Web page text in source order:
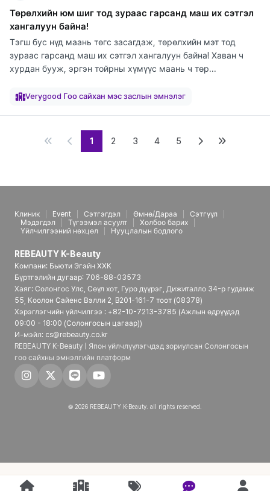
Төрөлхийн юм шиг тод зураас гарсанд маш их сэтгэл
хангалуун байна!
Тэгш бус нүд маань төгс засагдаж, төрөлхийн мэт тод
зураас гарсанд маш их сэтгэл хангалуун байна! Хаван ч
хурдан бууж, эргэн тойрны хүмүүс маань ч төр...
Verygood Гоо сайхан мэс заслын эмнэлэг
1 2 3 4 5
Клиник Event Сэтгэгдэл Өмнө/Дараа
Сэтгүүл
Мэдэгдэл
Түгээмэл асуулт
Холбоо барих
Үйлчилгээний нөхцөл
Нууцлалын бодлого
REBEAUTY K-Beauty
Компани: Бьюти Эгэйн ХХК
Бүртгэлийн дугаар: 706-88-03573
Хаяг: Солонгос Улс, Сөүл хот, Гуро дүүрэг, Дижиталло 34-р гудамж
55, Коолон Сайенс Вэлли 2, B201-161-7 тоот (08378)
Хэрэглэгчийн үйлчилгээ : +82-10-7213-3785 (Ажлын өдрүүдэд
09:00 - 18:00 (Солонгосын цагаар))
И-мэйл: cs@rebeauty.co.kr
REBEAUTY K-Beauty | Япон үйлчлүүлэгчдэд зориулсан Солонгосын
гоо сайхны эмнэлгийн платформ
© 2026 REBEAUTY K-Beauty. all rights reserved.